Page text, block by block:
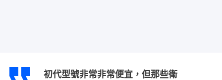
初代型號非常非常便宜，但那些衛